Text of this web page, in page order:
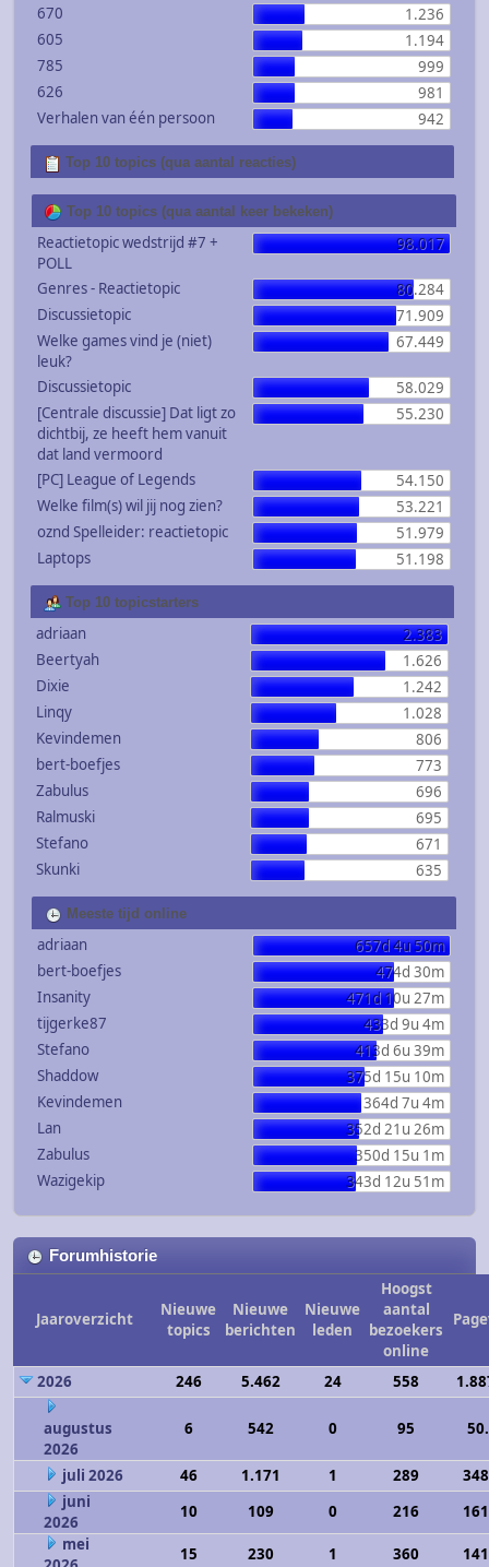
670
1.236
605
1.194
785
999
626
981
Verhalen van één persoon
942
Top 10 topics (qua aantal reacties)
Top 10 topics (qua aantal keer bekeken)
Reactietopic wedstrijd #7 +
POLL
98.017
Genres - Reactietopic
80.284
Discussietopic
71.909
Welke games vind je (niet)
leuk?
67.449
Discussietopic
58.029
[Centrale discussie] Dat ligt zo
dichtbij, ze heeft hem vanuit
dat land vermoord
55.230
[PC] League of Legends
54.150
Welke film(s) wil jij nog zien?
53.221
oznd Spelleider: reactietopic
51.979
Laptops
51.198
Top 10 topicstarters
adriaan
2.383
Beertyah
1.626
Dixie
1.242
Linqy
1.028
Kevindemen
806
bert-boefjes
773
Zabulus
696
Ralmuski
695
Stefano
671
Skunki
635
Meeste tijd online
adriaan
657d 4u 50m
bert-boefjes
474d 30m
Insanity
471d 10u 27m
tijgerke87
433d 9u 4m
Stefano
413d 6u 39m
Shaddow
375d 15u 10m
Kevindemen
364d 7u 4m
Lan
352d 21u 26m
Zabulus
350d 15u 1m
Wazigekip
343d 12u 51m
Forumhistorie
Jaaroverzicht
Nieuwe
topics
Nieuwe
berichten
Nieuwe
leden
Hoogst
aantal
bezoekers
online
2026 246 5.462 24 558
augustus
2026
6 542 0 95
juli 2026 46 1.171 1 289
juni
2026
10 109 0 216
mei
15 230 1 360